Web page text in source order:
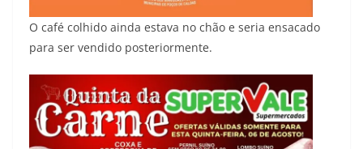
O café colhido ainda estava no chão e seria ensacado
para ser vendido posteriormente.